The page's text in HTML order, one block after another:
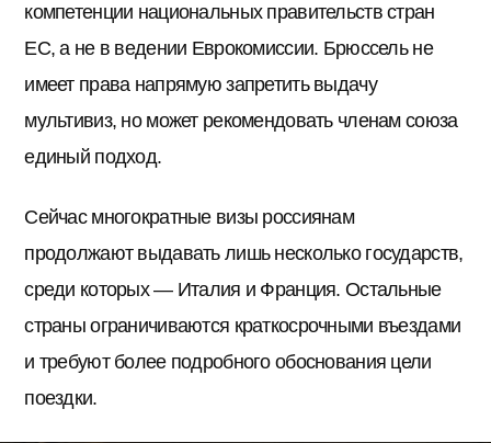
компетенции национальных правительств стран
ЕС, а не в ведении Еврокомиссии. Брюссель не
имеет права напрямую запретить выдачу
мультивиз, но может рекомендовать членам союза
единый подход.
Сейчас многократные визы россиянам
продолжают выдавать лишь несколько государств,
среди которых — Италия и Франция. Остальные
страны ограничиваются краткосрочными въездами
и требуют более подробного обоснования цели
поездки.